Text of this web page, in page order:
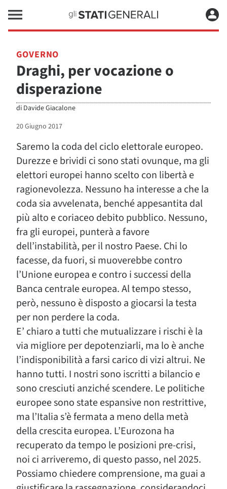
GOVERNO
Draghi, per vocazione o
disperazione
di Davide Giacalone
20 Giugno 2017
Saremo la coda del ciclo elettorale europeo.
Durezze e brividi ci sono stati ovunque, ma gli
elettori europei hanno scelto con libertà e
ragionevolezza. Nessuno ha interesse a che la
coda sia avvelenata, benché appesantita dal
più alto e coriaceo debito pubblico. Nessuno,
fra gli europei, punterà a favore
dell’instabilità, per il nostro Paese. Chi lo
facesse, da fuori, si muoverebbe contro
l’Unione europea e contro i successi della
Banca centrale europea. Al tempo stesso,
però, nessuno è disposto a giocarsi la testa
per non perdere la coda.
E’ chiaro a tutti che mutualizzare i rischi è la
via migliore per depotenziarli, ma lo è anche
l’indisponibilità a farsi carico di vizi altrui. Ne
hanno tutti. I nostri sono iscritti a bilancio e
sono cresciuti anziché scendere. Le politiche
europee sono state espansive non restrittive,
ma l’Italia s’è fermata a meno della metà
della crescita europea. L’Eurozona ha
recuperato da tempo le posizioni pre-crisi,
noi ci arriveremo, di questo passo, nel 2025.
Possiamo chiedere comprensione, ma guai a